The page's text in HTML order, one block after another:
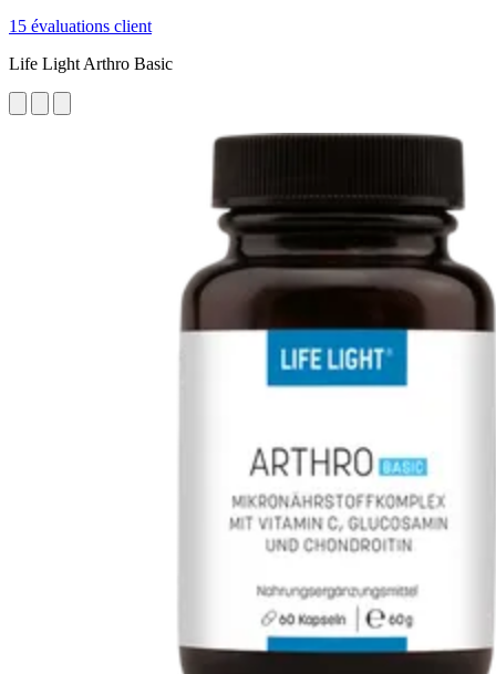
15 évaluations client
Life Light Arthro Basic